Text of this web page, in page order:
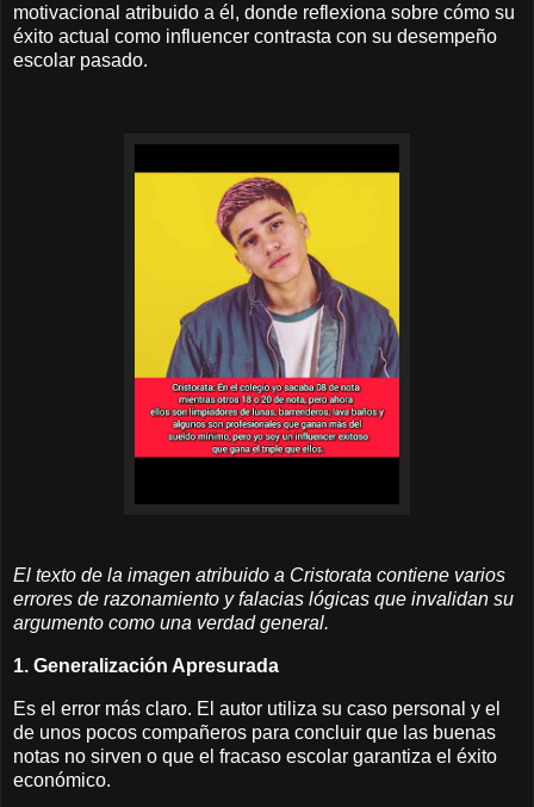
motivacional atribuido a él, donde reflexiona sobre cómo su
éxito actual como influencer contrasta con su desempeño
escolar pasado.
El texto de la imagen atribuido a Cristorata contiene varios
errores de razonamiento y falacias lógicas que invalidan su
argumento como una verdad general.
1. Generalización Apresurada
Es el error más claro. El autor utiliza su caso personal y el
de unos pocos compañeros para concluir que las buenas
notas no sirven o que el fracaso escolar garantiza el éxito
económico.